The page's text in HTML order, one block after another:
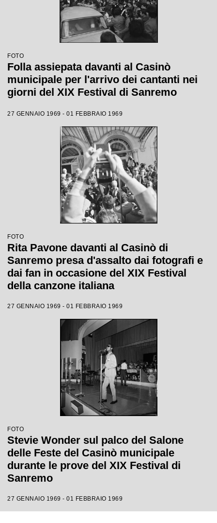
FOTO
Folla assiepata davanti al Casinò
municipale per l'arrivo dei cantanti nei
giorni del XIX Festival di Sanremo
27 GENNAIO 1969 - 01 FEBBRAIO 1969
FOTO
Rita Pavone davanti al Casinò di
Sanremo presa d'assalto dai fotografi e
dai fan in occasione del XIX Festival
della canzone italiana
27 GENNAIO 1969 - 01 FEBBRAIO 1969
FOTO
Stevie Wonder sul palco del Salone
delle Feste del Casinò municipale
durante le prove del XIX Festival di
Sanremo
27 GENNAIO 1969 - 01 FEBBRAIO 1969